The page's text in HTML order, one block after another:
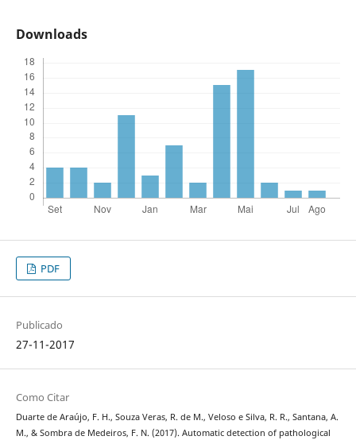
Downloads
PDF
Publicado
27-11-2017
Como Citar
Duarte de Araújo, F. H., Souza Veras, R. de M., Veloso e Silva, R. R., Santana, A.
M., & Sombra de Medeiros, F. N. (2017). Automatic detection of pathological